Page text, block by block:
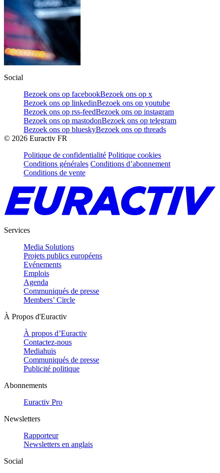
Social
Bezoek ons op facebookBezoek ons op x
Bezoek ons op linkedinBezoek ons op youtube
Bezoek ons op rss-feedBezoek ons op instagram
Bezoek ons op mastodonBezoek ons op telegram
Bezoek ons op blueskyBezoek ons op threads
© 2026 Euractiv FR
Politique de confidentialité Politique cookies
Conditions générales Conditions d’abonnement
Conditions de vente
Services
Media Solutions
Projets publics européens
Evénements
Emplois
Agenda
Communiqués de presse
Members’ Circle
À Propos d'Euractiv
À propos d’Euractiv
Contactez-nous
Mediahuis
Communiqués de presse
Publicité politique
Abonnements
Euractiv Pro
Newsletters
Rapporteur
Newsletters en anglais
Social